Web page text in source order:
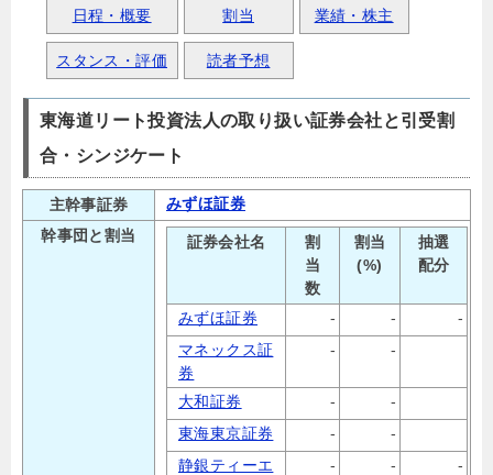
日程・概要 割当 業績・株主
スタンス・評価 読者予想
東海道リート投資法人の取り扱い証券会社と引受割
合・シンジケート
主幹事証券
みずほ証券
幹事団と割当
証券会社名
割
当
数
割当
(%)
抽選
配分
みずほ証券 - -
-
マネックス証
券
- -
大和証券 -
-
東海東京証券
-
-
静銀ティーエ
- - -